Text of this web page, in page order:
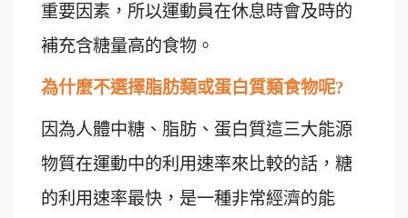
重要因素，所以運動員在休息時會及時的
補充含糖量高的食物。
為什麼不選擇脂肪類或蛋白質類食物呢?
因為人體中糖、脂肪、蛋白質這三大能源
物質在運動中的利用速率來比較的話，糖
的利用速率最快，是一種非常經濟的能